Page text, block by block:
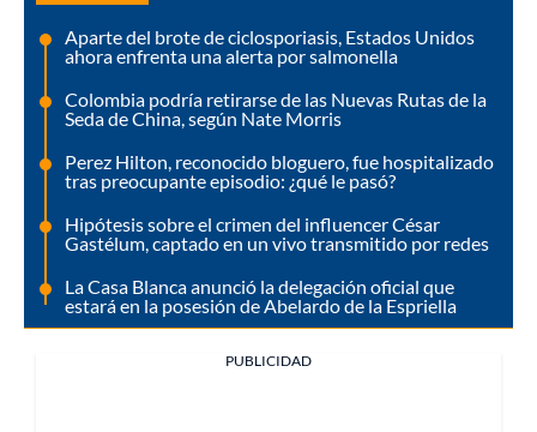
Aparte del brote de ciclosporiasis, Estados Unidos
ahora enfrenta una alerta por salmonella
Colombia podría retirarse de las Nuevas Rutas de la
Seda de China, según Nate Morris
Perez Hilton, reconocido bloguero, fue hospitalizado
tras preocupante episodio: ¿qué le pasó?
Hipótesis sobre el crimen del influencer César
Gastélum, captado en un vivo transmitido por redes
La Casa Blanca anunció la delegación oficial que
estará en la posesión de Abelardo de la Espriella
PUBLICIDAD